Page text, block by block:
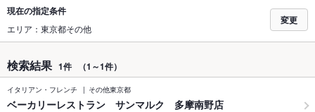
現在の指定条件
エリア：東京都その他
変更
検索結果 1件 （1～1件）
イタリアン・フレンチ その他東京都
ベーカリーレストラン サンマルク 多摩南野店